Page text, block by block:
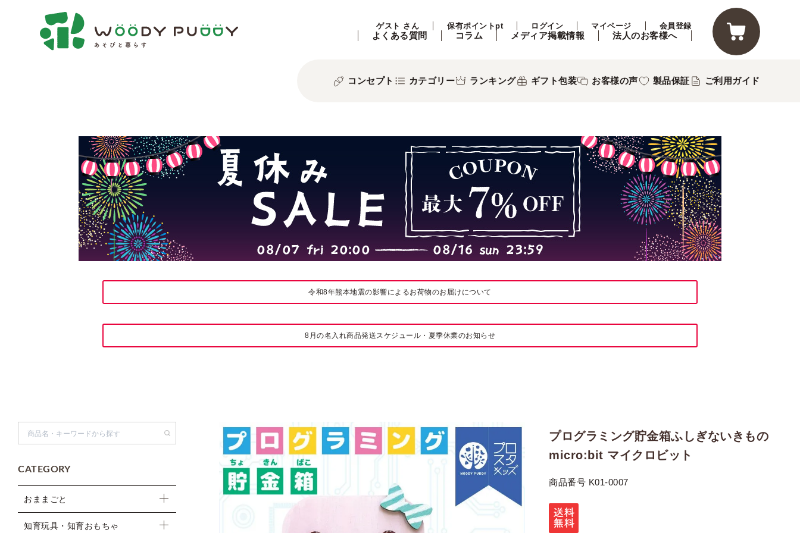
ゲスト さん 保有ポイントpt ログイン マイページ 会員登録
よくある質問 コラム メディア掲載情報 法人のお客様へ
コンセプト カテゴリー ランキング ギフト包装 お客様の声 製品保証 ご利用ガイド
令和8年熊本地震の影響によるお荷物のお届けについて
8月の名入れ商品発送スケジュール・夏季休業のお知らせ
CATEGORY
おままごと
知育玩具・知育おもちゃ
プログラミング貯金箱ふしぎないきもの
micro:bit マイクロビット
商品番号 K01-0007